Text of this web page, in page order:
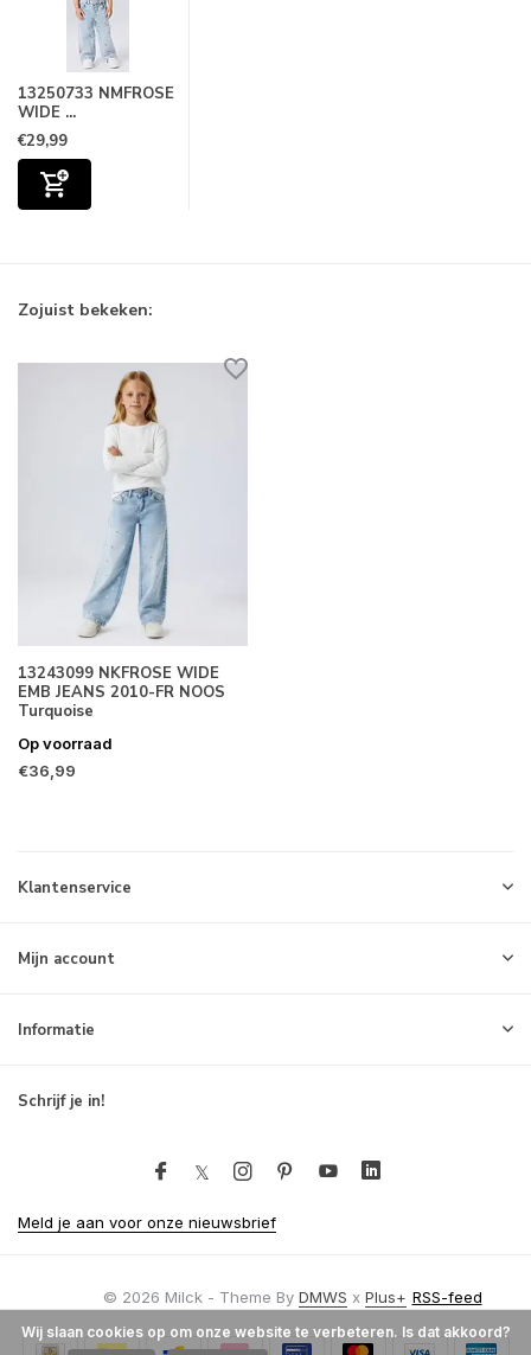
13250733 NMFROSE
WIDE ...
€29,99
Zojuist bekeken:
13243099 NKFROSE WIDE
EMB JEANS 2010-FR NOOS
Turquoise
Op voorraad
€36,99
Klantenservice
Mijn account
Informatie
Schrijf je in!
Meld je aan voor onze nieuwsbrief
© 2026 Milck - Theme By DMWS x Plus+ RSS-feed
Wij slaan cookies op om onze website te verbeteren. Is dat akkoord?